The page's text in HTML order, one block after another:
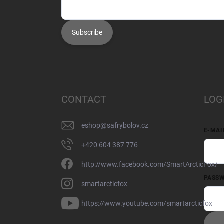
Subscribe
CONTACT
eshop@safrybolov.cz
+420 604 387 776
http://www.facebook.com/SmartArcticFox/
smartarcticfox
https://www.youtube.com/smartarcticfox
E-